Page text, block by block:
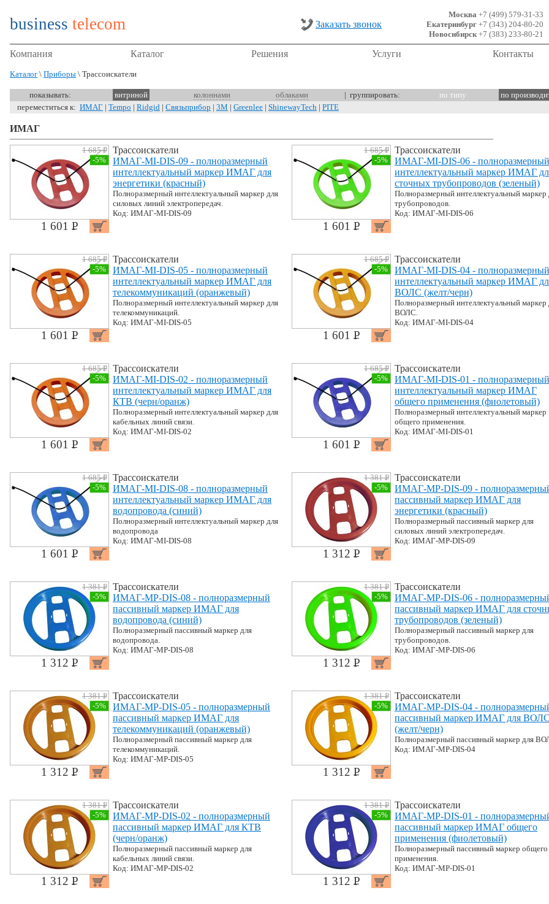
business telecom Заказать звонок
Москва +7 (499) 579-31-33
Екатеринбург +7 (343) 204-80-20
Новосибирск+7 (383) 233-80-21
Компания Каталог Решения Услуги Контакты
Каталог \ Приборы \ Трассоискатели
показывать: витриной колоннами облаками | группировать: по типу
по
переместиться к: ИМАГ | Tempo | Ridgid | Связьприбор | 3M | Greenlee | ShinewayTech | PITE
ИМАГ
1 685 PУБ.
-5%
1 601 P УБ.
Трассоискатели
ИМАГ-MI-DIS-09 - полноразмерный
интеллектуальный маркер ИМАГ для
энергетики (красный)
Полноразмерный интеллектуальный маркер для
силовых линий электропередач.
Код: ИМАГ-MI-DIS-09
1 685 PУБ.
-5%
1 601 P УБ.
Трассоискатели
ИМАГ-MI-DIS-06 - полноразмерный
интеллектуальный маркер ИМАГ
сточных трубопроводов (зеленый)
Полноразмерный интеллектуальный маркер
трубопроводов.
Код: ИМАГ-MI-DIS-06
1 685 PУБ.
-5%
1 601 P УБ.
Трассоискатели
ИМАГ-MI-DIS-05 - полноразмерный
интеллектуальный маркер ИМАГ для
телекоммуникаций (оранжевый)
Полноразмерный интеллектуальный маркер для
телекоммуникаций.
Код: ИМАГ-MI-DIS-05
1 685 PУБ.
-5%
1 601 P УБ.
Трассоискатели
ИМАГ-MI-DIS-04 - полноразмерный
интеллектуальный маркер ИМАГ
ВОЛС (желт/черн)
Полноразмерный интеллектуальный маркер
ВОЛС.
Код: ИМАГ-MI-DIS-04
1 685 PУБ.
-5%
1 601 P УБ.
Трассоискатели
ИМАГ-MI-DIS-02 - полноразмерный
интеллектуальный маркер ИМАГ для
КТВ (черн/оранж)
Полноразмерный интеллектуальный маркер для
кабельных линий связи.
Код: ИМАГ-MI-DIS-02
1 685 PУБ.
-5%
1 601 P УБ.
Трассоискатели
ИМАГ-MI-DIS-01 - полноразмерный
интеллектуальный маркер ИМАГ
общего применения (фиолетовый)
Полноразмерный интеллектуальный маркер
общего применения.
Код: ИМАГ-MI-DIS-01
1 685 PУБ.
-5%
1 601 P УБ.
Трассоискатели
ИМАГ-MI-DIS-08 - полноразмерный
интеллектуальный маркер ИМАГ для
водопровода (синий)
Полноразмерный интеллектуальный маркер для
водопровода
Код: ИМАГ-MI-DIS-08
1 381 PУБ.
-5%
1 312 P УБ.
Трассоискатели
ИМАГ-MP-DIS-09 -
пассивный маркер ИМАГ для
энергетики (красный)
Полноразмерный пассивный маркер для
силовых линий электропередач.
Код: ИМАГ-MP-DIS-09
1 381 PУБ.
-5%
1 312 P УБ.
Трассоискатели
ИМАГ-MP-DIS-08 - полноразмерный
пассивный маркер ИМАГ для
водопровода (синий)
Полноразмерный пассивный маркер для
водопровода.
Код: ИМАГ-MP-DIS-08
1 381 PУБ.
-5%
1 312 P УБ.
Трассоискатели
ИМАГ-MP-DIS-06 -
пассивный маркер ИМАГ для
трубопроводов (зеленый)
Полноразмерный пассивный маркер для
трубопроводов.
Код: ИМАГ-MP-DIS-06
1 381 PУБ.
-5%
1 312 P УБ.
Трассоискатели
ИМАГ-MP-DIS-05 - полноразмерный
пассивный маркер ИМАГ для
телекоммуникаций (оранжевый)
Полноразмерный пассивный маркер для
телекоммуникаций.
Код: ИМАГ-MP-DIS-05
1 381 PУБ.
-5%
1 312 P УБ.
Трассоискатели
ИМАГ-MP-DIS-04 -
пассивный маркер ИМАГ для
(желт/черн)
Полноразмерный пассивный маркер для
Код: ИМАГ-MP-DIS-04
1 381 PУБ.
-5%
1 312 P УБ.
Трассоискатели
ИМАГ-MP-DIS-02 - полноразмерный
пассивный маркер ИМАГ для КТВ
(черн/оранж)
Полноразмерный пассивный маркер для
кабельных линий связи.
Код: ИМАГ-MP-DIS-02
1 381 PУБ.
-5%
1 312 P УБ.
Трассоискатели
ИМАГ-MP-DIS-01 -
пассивный маркер ИМАГ общего
применения (фиолетовый)
Полноразмерный пассивный маркер общего
применения.
Код: ИМАГ-MP-DIS-01